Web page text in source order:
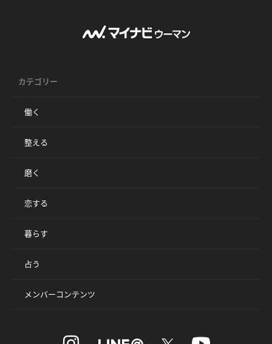
カテゴリー
働く
整える
磨く
恋する
暮らす
占う
メンバーコンテンツ